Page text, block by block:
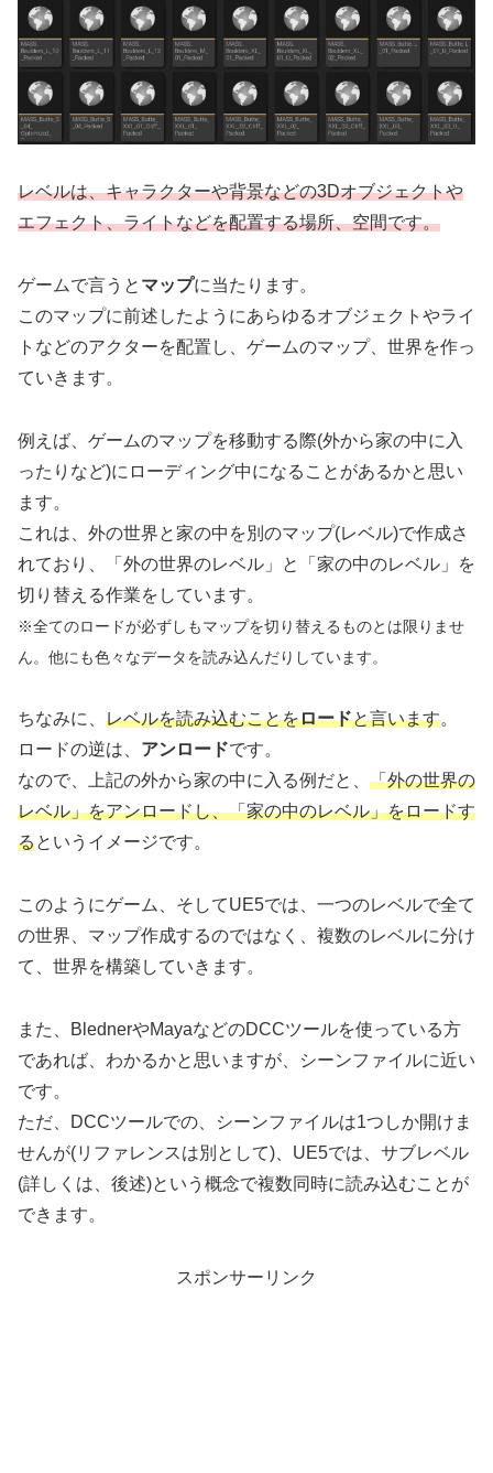
レベルは、キャラクターや背景などの3Dオブジェクトや
エフェクト、ライトなどを配置する場所、空間です。
ゲームで言うと マップに当たります。
このマップに前述したようにあらゆるオブジェクトやライ
トなどのアクターを配置し、ゲームのマップ、世界を作っ
ていきます。
例えば、ゲームのマップを移動する際(外から家の中に入
ったりなど)にローディング中になることがあるかと思い
ます。
これは、外の世界と家の中を別のマップ(レベル)で作成さ
れており、「外の世界のレベル」と「家の中のレベル」を
切り替える作業をしています。
※全てのロードが必ずしもマップを切り替えるものとは限りませ
ん。他にも色々なデータを読み込んだりしています。
ちなみに、 レベルを読み込むことをロードと言います。
ロードの逆は、 アンロードです。
なので、上記の外から家の中に入る例だと、 「外の世界の
レベル」をアンロードし、「家の中のレベル」をロードす
るというイメージです。
このようにゲーム、そしてUE5では、一つのレベルで全て
の世界、マップ作成するのではなく、複数のレベルに分け
て、世界を構築していきます。
また、BlednerやMayaなどのDCCツールを使っている方
であれば、わかるかと思いますが、シーンファイルに近い
です。
ただ、DCCツールでの、シーンファイルは1つしか開けま
せんが(リファレンスは別として)、UE5では、サブレベル
(詳しくは、後述)という概念で複数同時に読み込むことが
できます。
スポンサーリンク